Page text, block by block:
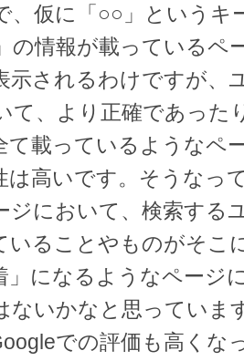
、仮に「○○」というキ
の情報が載っているペ
示されるわけですが、
て、より正確であった
て載っているようなペ
は高いです。そうなっ
ジにおいて、検索する
いることやものがそこ
」になるようなページ
ないかなと思っていま
での評価も高くな